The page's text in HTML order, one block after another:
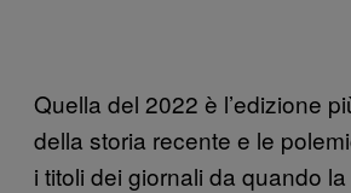
Quella del 2022 è l’edizione
della storia recente e le
i titoli dei giornali da quando